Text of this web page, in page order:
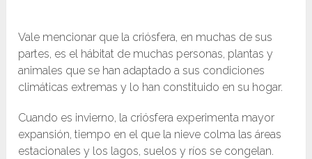
Vale mencionar que la criósfera, en muchas de sus
partes, es el hábitat de muchas personas, plantas y
animales que se han adaptado a sus condiciones
climáticas extremas y lo han constituido en su hogar.
Cuando es invierno, la criósfera experimenta mayor
expansión, tiempo en el que la nieve colma las áreas
estacionales y los lagos, suelos y ríos se congelan.